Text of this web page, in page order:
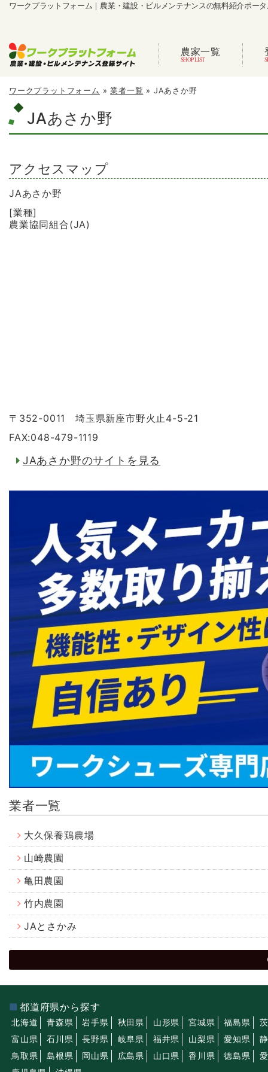
ワークプラットフォーム｜農業・建設・ビルメンテナンスの無料紹介ポー
農家一覧
ワークプラットフォーム »業者一覧 » JAあさか野
JAあさか野
アクセスマップ
JAあさか野
[業種]
農業協同組合(JA)
〒352-0011 埼玉県新座市野火止4-5-21
FAX:048-479-1119
JAあさか野のサイトを見る
業者一覧
大久保養鶏農場
山崎農園
亀田農園
竹内農園
JAとさかみ
都道府県から探す
北海道 青森県 岩手県 秋田県 山形県 宮城県 福島県
富山県
石川県 長野県 岐阜県 福井県 山梨県 愛知県
鳥取県
島根県 岡山県 広島県 山口県 香川県 徳島県